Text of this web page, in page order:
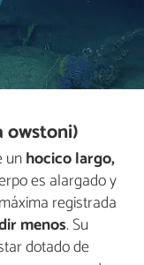
owstoni)
unhocico largo,
es alargado y
registrada
menos. Su
dotado de